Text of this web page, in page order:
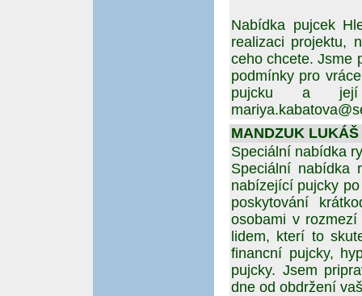
Nabídka pujcek
realizaci projektu,
ceho chcete. Jsme
podmínky pro
pujcku a její
MANDZUK
Speciální nabídka
Speciální nabídka
nabízející pujcky
poskytování
osobami v
lidem, kterí to
financní pujcky,
pujcky. Jsem
dne od obdržení